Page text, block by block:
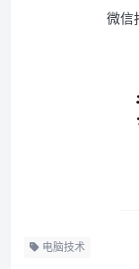
微信
电脑技术